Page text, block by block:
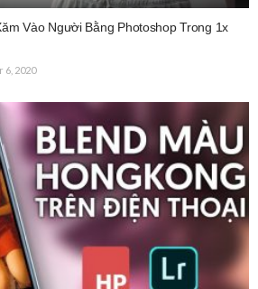
Vào Người Bằng Photoshop Trong 1x
6, 2020